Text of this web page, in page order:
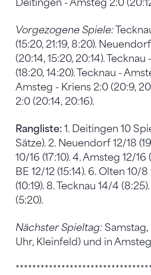
Deitingen - Amsteg 2:0
Vorgezogene Spiele:
(15:20, 21:19, 8:20).
(20:14, 15:20, 20:14).
(18:20, 14:20). Tecknau -
Amsteg - Kriens 2:0 (20:9,
2:0 (20:14, 20:16).
Rangliste: 1. Deitingen 10
Sätze). 2. Neuendorf 12/18
10/16 (17:10). 4. Amsteg 12/
BE 12/12 (15:14). 6. Olten 10/8
(10:19). 8. Tecknau 14/4
(5:20).
Nächster Spieltag: Samstag,
Uhr, Kleinfeld) und in